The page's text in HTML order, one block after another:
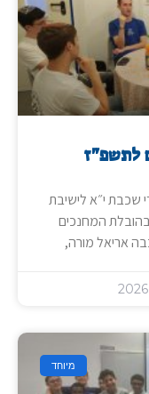
לתשפ"ז
שכבת י״א לישיבת
המחנכים
אריאל מורה,
מיוחד